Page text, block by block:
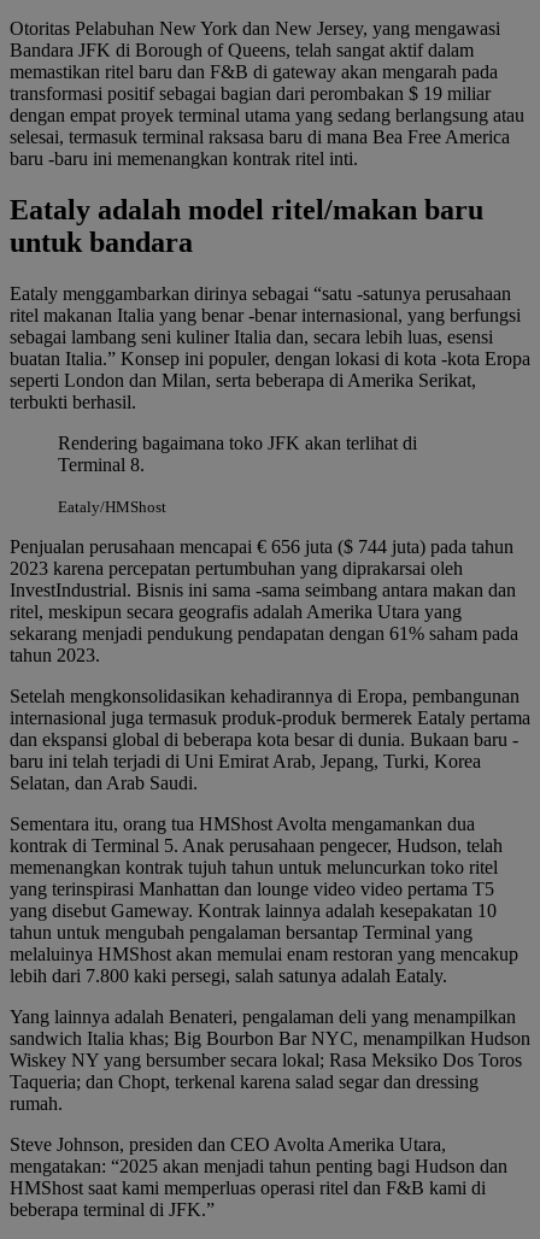
Otoritas Pelabuhan New York dan New Jersey, yang mengawasi
Bandara JFK di Borough of Queens, telah sangat aktif dalam
memastikan ritel baru dan F&B di gateway akan mengarah pada
transformasi positif sebagai bagian dari perombakan $ 19 miliar
dengan empat proyek terminal utama yang sedang berlangsung atau
selesai, termasuk terminal raksasa baru di mana Bea Free America
baru -baru ini memenangkan kontrak ritel inti.
Eataly adalah model ritel/makan baru
untuk bandara
Eataly menggambarkan dirinya sebagai “satu -satunya perusahaan
ritel makanan Italia yang benar -benar internasional, yang berfungsi
sebagai lambang seni kuliner Italia dan, secara lebih luas, esensi
buatan Italia.” Konsep ini populer, dengan lokasi di kota -kota Eropa
seperti London dan Milan, serta beberapa di Amerika Serikat,
terbukti berhasil.
Rendering bagaimana toko JFK akan terlihat di
Terminal 8.
Eataly/HMShost
Penjualan perusahaan mencapai € 656 juta ($ 744 juta) pada tahun
2023 karena percepatan pertumbuhan yang diprakarsai oleh
InvestIndustrial. Bisnis ini sama -sama seimbang antara makan dan
ritel, meskipun secara geografis adalah Amerika Utara yang
sekarang menjadi pendukung pendapatan dengan 61% saham pada
tahun 2023.
Setelah mengkonsolidasikan kehadirannya di Eropa, pembangunan
internasional juga termasuk produk-produk bermerek Eataly pertama
dan ekspansi global di beberapa kota besar di dunia. Bukaan baru -
baru ini telah terjadi di Uni Emirat Arab, Jepang, Turki, Korea
Selatan, dan Arab Saudi.
Sementara itu, orang tua HMShost Avolta mengamankan dua
kontrak di Terminal 5. Anak perusahaan pengecer, Hudson, telah
memenangkan kontrak tujuh tahun untuk meluncurkan toko ritel
yang terinspirasi Manhattan dan lounge video video pertama T5
yang disebut Gameway. Kontrak lainnya adalah kesepakatan 10
tahun untuk mengubah pengalaman bersantap Terminal yang
melaluinya HMShost akan memulai enam restoran yang mencakup
lebih dari 7.800 kaki persegi, salah satunya adalah Eataly.
Yang lainnya adalah Benateri, pengalaman deli yang menampilkan
sandwich Italia khas; Big Bourbon Bar NYC, menampilkan Hudson
Wiskey NY yang bersumber secara lokal; Rasa Meksiko Dos Toros
Taqueria; dan Chopt, terkenal karena salad segar dan dressing
rumah.
Steve Johnson, presiden dan CEO Avolta Amerika Utara,
mengatakan: “2025 akan menjadi tahun penting bagi Hudson dan
HMShost saat kami memperluas operasi ritel dan F&B kami di
beberapa terminal di JFK.”